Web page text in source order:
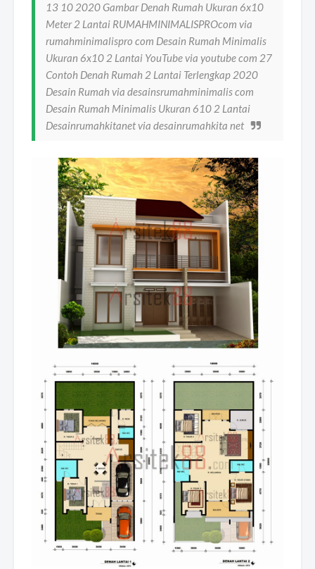
13 10 2020 Gambar Denah Rumah Ukuran 6x10
Meter 2 Lantai RUMAHMINIMALISPROcom via
rumahminimalispro com Desain Rumah Minimalis
Ukuran 6x10 2 Lantai YouTube via youtube com 27
Contoh Denah Rumah 2 Lantai Terlengkap 2020
Desain Rumah via desainsrumahminimalis com
Desain Rumah Minimalis Ukuran 610 2 Lantai
Desainrumahkitanet via desainrumahkita net